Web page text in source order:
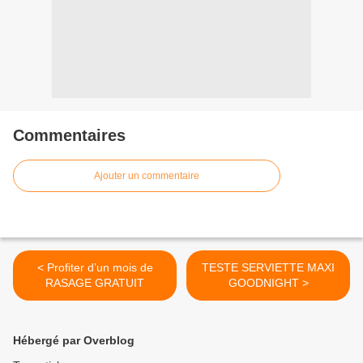
Commentaires
Ajouter un commentaire
< Profiter d’un mois de
RASAGE GRATUIT
TESTE SERVIETTE MAXI
GOODNIGHT >
Hébergé par Overblog